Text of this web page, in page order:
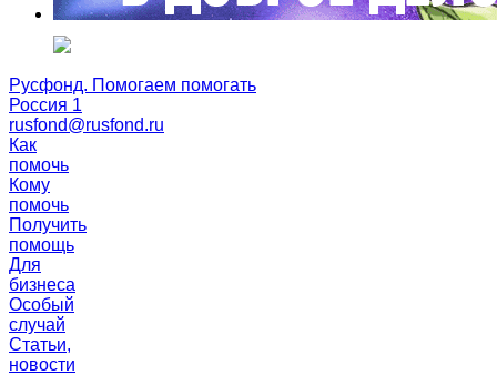
Русфонд. Помогаем помогать
Россия 1
rusfond@rusfond.ru
Как
помочь
Кому
помочь
Получить
помощь
Для
бизнеса
Особый
случай
Статьи,
новости